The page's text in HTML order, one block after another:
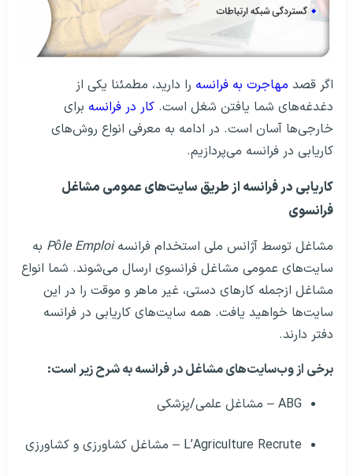
اگر قصد مهاجرت به فرانسه را دارید، مطمئنا یکی از
دغدغه‌های شما یافتن شغل است. کار در فرانسه برای
خارجی‎‌ها آسان است. در ادامه به معرفی انواع روش‌های
کاریابی در فرانسه می‌پردازیم.
کاریابی در فرانسه از طریق سایت‌های عمومی مشاغل
فرانسوی
مشاغل توسط آژانس ملی استخدام فرانسهPôle Emploi به
سایت‌های عمومی مشاغل فرانسوی ارسال می‌شوند. شما انواع
مشاغل ازجمله کارهای دستی، غیر ماهر و موقت را در این
سایت‌ها خواهید یافت. همه سایت‌های کاریابی در فرانسه
دفتر دارند.
برخی از وب‌سایت‌های مشاغل در فرانسه به شرح زیر است:
ABG – مشاغل علمی/پزشکی
L’Agriculture Recrute – مشاغل کشاورزی و کشاورزی